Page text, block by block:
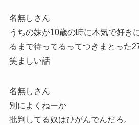
名無しさん
うちの妹が10歳の時に本気で好き
るまで待ってるってつきまとった
笑ましい話
名無しさん
別によくねーか
批判してる奴はひがんでんだろ。